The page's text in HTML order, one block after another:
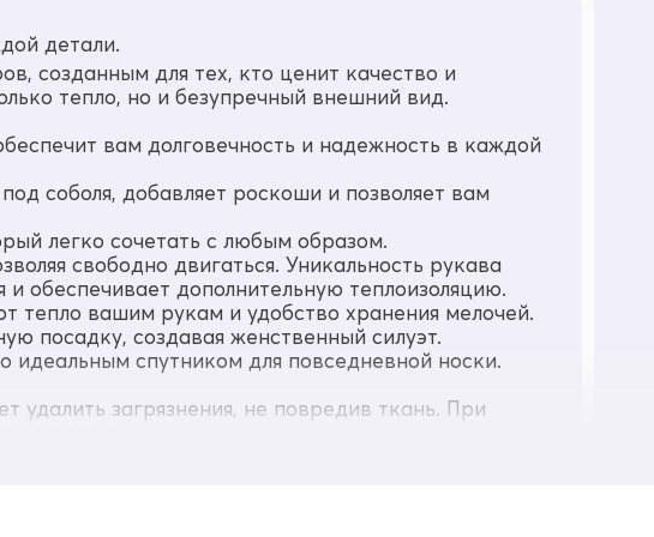
детали.
созданным для тех, кто ценит качество и
тепло, но и безупречный внешний вид.
вам долговечность и надежность в каждой
соболя, добавляет роскоши и позволяет вам
легко сочетать с любым образом.
свободно двигаться. Уникальность рукава
обеспечивает дополнительную теплоизоляцию.
вашим рукам и удобство хранения мелочей.
посадку, создавая женственный силуэт.
идеальным спутником для повседневной носки.
загрязнения, не повредив ткань. При
на ярлыке.